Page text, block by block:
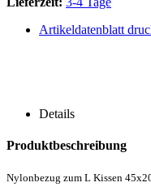
Artikeldatenblatt
Details
Produktbeschreibung
Nylonbezug zum L Kissen